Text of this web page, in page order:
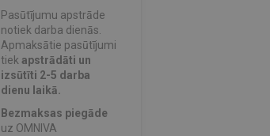
Pasūtījumu apstrāde
notiek darba dienās.
Apmaksātie pasūtījumi
tiekapstrādāti un
izsūtīti 2-5 darba
dienu laikā.
Bezmaksas piegāde
uz OMNIVA